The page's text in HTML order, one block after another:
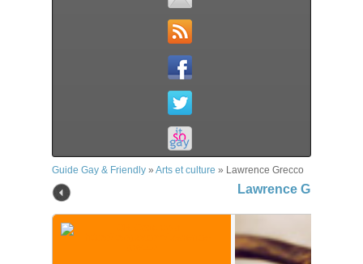
Guide Gay & Friendly » Arts et culture » Lawrence Grecco
Lawrence Grecco